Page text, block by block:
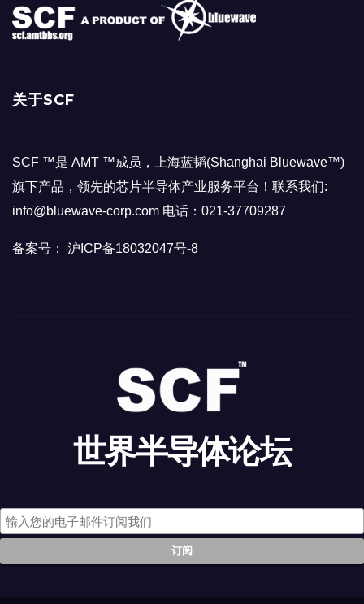
关于SCF
SCF ™是 AMT ™成员，上海蓝韬(Shanghai Bluewave™)
旗下产品，领先的芯片半导体产业服务平台！联系我们:
info@bluewave-corp.com 电话：021-37709287
备案号： 沪ICP备18032047号-8
世界半导体论坛